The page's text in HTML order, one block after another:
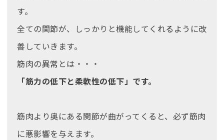
す。
全ての関節が、しっかりと機能してくれるように改
善していきます。
筋肉の異常とは・・・
「筋力の低下と柔軟性の低下」です。
筋肉より奥にある関節が曲がってくると、必ず筋肉
に悪影響を与えます。